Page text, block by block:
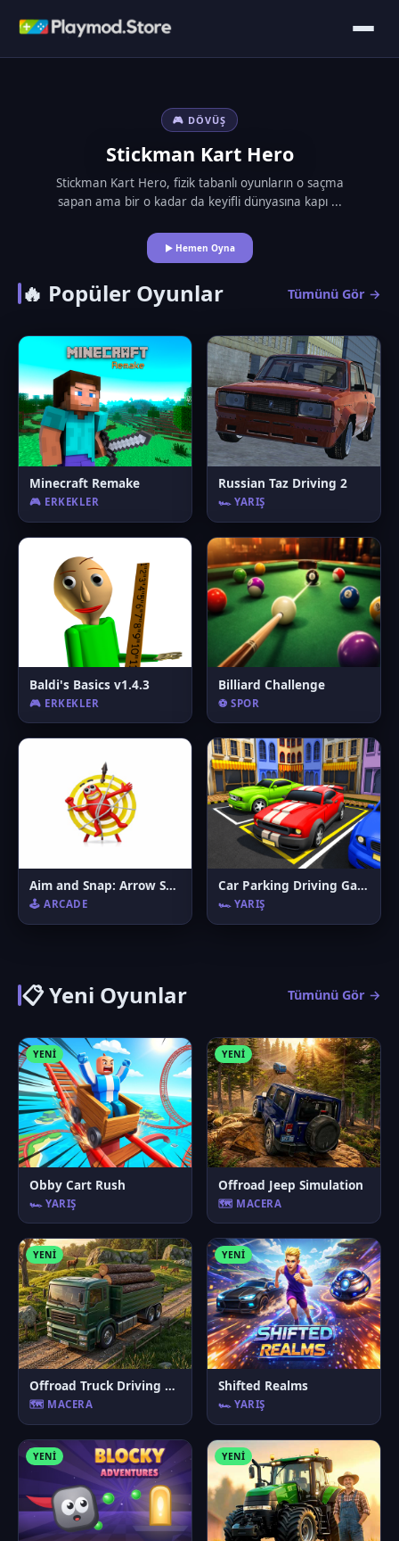
🎮 DÖVÜŞ
Stickman Kart Hero
Stickman Kart Hero, fizik tabanlı oyunların o saçma
sapan ama bir o kadar da keyifli dünyasına kapı ...
▶ Hemen Oyna
🔥 Popüler Oyunlar Tümünü Gör →
Minecraft Remake
🎮 ERKEKLER
Russian Taz Driving 2
🏎️ YARIŞ
Baldi's Basics v1.4.3
🎮 ERKEKLER
Billiard Challenge
⚽ SPOR
Aim and Snap: Arrow Srike
🕹️ ARCADE
Car Parking Driving Game
🏎️ YARIŞ
📋 Yeni Oyunlar Tümünü Gör →
YENI
Obby Cart Rush
🏎️ YARIŞ
YENI
Offroad Jeep Simulation
🗺️ MACERA
YENI
Offroad Truck Driving Game
🗺️ MACERA
YENI
Shifted Realms
🏎️ YARIŞ
YENI YENI